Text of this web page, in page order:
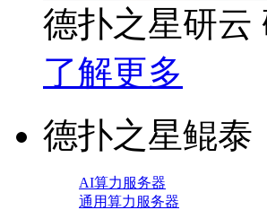
德扑之星研云
了解更多
德扑之星鲲泰
AI算力服务器
通用算力服务器